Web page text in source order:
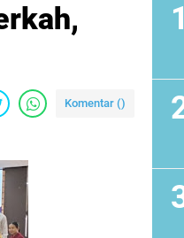
Komentar ()